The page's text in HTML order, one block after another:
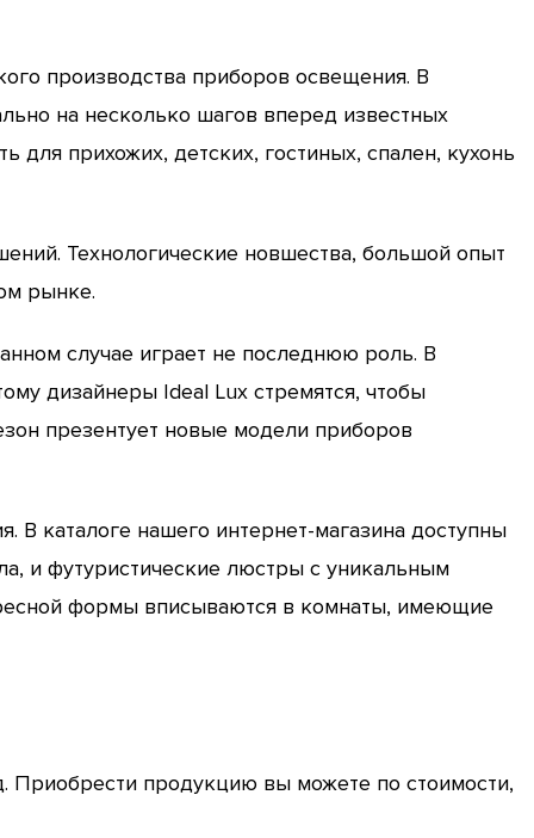
производства приборов освещения. В
на несколько шагов вперед известных
прихожих, детских, гостиных, спален, кухонь
Технологические новшества, большой опыт
рынке.
случае играет не последнюю роль. В
дизайнеры Ideal Lux стремятся, чтобы
презентует новые модели приборов
каталоге нашего интернет-магазина доступны
и футуристические люстры с уникальным
формы вписываются в комнаты, имеющие
Приобрести продукцию вы можете по стоимости,